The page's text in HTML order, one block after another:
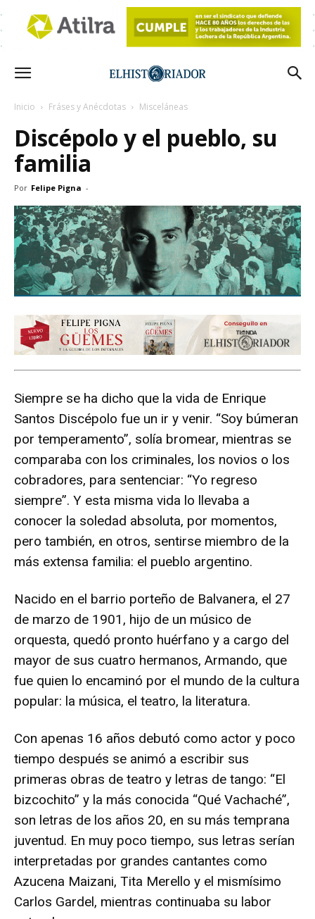
Inicio Fráses y Anécdotas Misceláneas
Discépolo y el pueblo, su
familia
Por Felipe Pigna -
Siempre se ha dicho que la vida de Enrique
Santos Discépolo fue un ir y venir. “Soy búmeran
por temperamento”, solía bromear, mientras se
comparaba con los criminales, los novios o los
cobradores, para sentenciar: “Yo regreso
siempre”. Y esta misma vida lo llevaba a
conocer la soledad absoluta, por momentos,
pero también, en otros, sentirse miembro de la
más extensa familia: el pueblo argentino.
Nacido en el barrio porteño de Balvanera, el 27
de marzo de 1901, hijo de un músico de
orquesta, quedó pronto huérfano y a cargo del
mayor de sus cuatro hermanos, Armando, que
fue quien lo encaminó por el mundo de la cultura
popular: la música, el teatro, la literatura.
Con apenas 16 años debutó como actor y poco
tiempo después se animó a escribir sus
primeras obras de teatro y letras de tango: “El
bizcochito” y la más conocida “Qué Vachaché”,
son letras de los años 20, en su más temprana
juventud. En muy poco tiempo, sus letras serían
interpretadas por grandes cantantes como
Azucena Maizani, Tita Merello y el mismísimo
Carlos Gardel, mientras continuaba su labor